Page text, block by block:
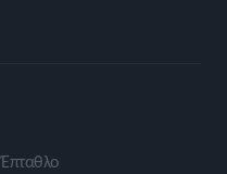
Έπταθλο